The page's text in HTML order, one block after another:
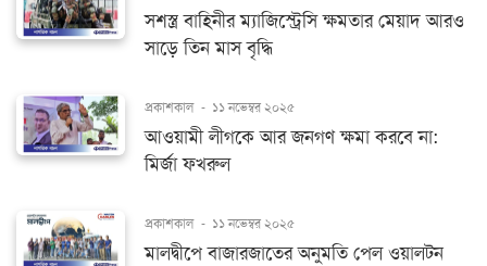
সশস্ত্র বাহিনীর ম্যাজিস্ট্রেসি ক্ষমতার মেয়াদ আরও
সাড়ে তিন মাস বৃদ্ধি
প্রকাশকাল - ১১ নভেম্বর ২০২৫
আওয়ামী লীগকে আর জনগণ ক্ষমা করবে না:
মির্জা ফখরুল
প্রকাশকাল - ১১ নভেম্বর ২০২৫
মালদ্বীপে বাজারজাতের অনুমতি পেল ওয়ালটন